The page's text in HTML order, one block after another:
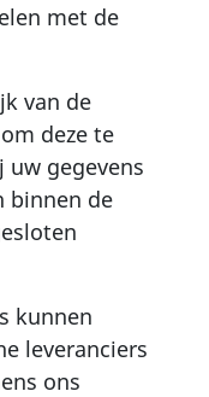
met de
van de
deze te
uw gegevens
binnen de
kunnen
leveranciers
ons